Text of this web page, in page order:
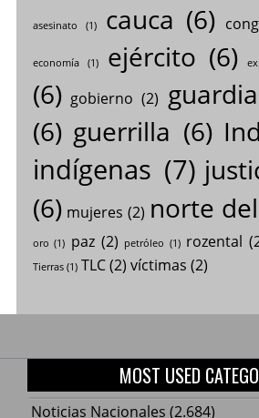
asesinato (1) cauca (6)
economía(1) ejército (6)
(6) gobierno (2)
(6) guerrilla (6)
indígenas (7)
(6) mujeres (2) norte
oro (1) paz (2) petróleo (1) rozental
Tierras(1) TLC(2) víctimas (2)
MOST USED
Noticias Nacionales (2.684)